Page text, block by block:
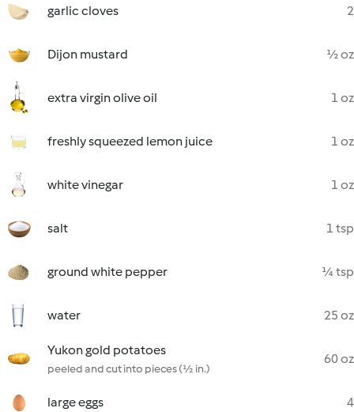
garlic cloves 2
Dijon mustard ½ oz
extra virgin olive oil 1 oz
freshly squeezed lemon juice 1 oz
white vinegar 1 oz
salt 1 tsp
ground white pepper ¼ tsp
water 25 oz
Yukon gold potatoes
peeled and cut into pieces (½ in.)
60 oz
large eggs 4